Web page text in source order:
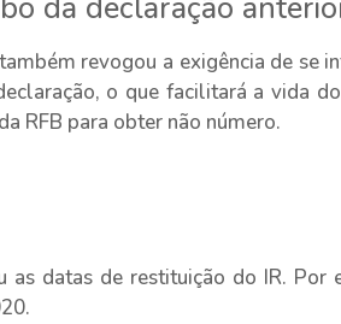
da declaração
revogou a exigência de se
o que facilitará a vida
RFB para obter não número.
as datas de restituição do IR.